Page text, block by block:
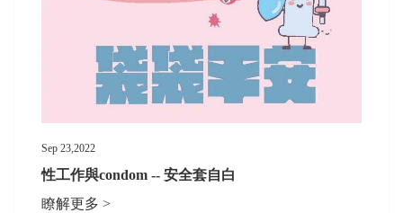
Sep 23,2022
性工作與condom -- 安全套自白
瞭解更多 >